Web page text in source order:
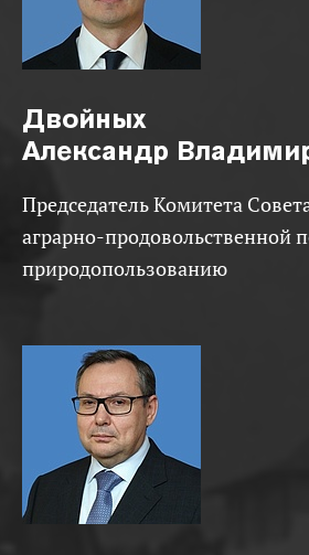
Двойных
Александр
Председатель Комитета Совета Федерации по
аграрно-продовольственной
природопользованию